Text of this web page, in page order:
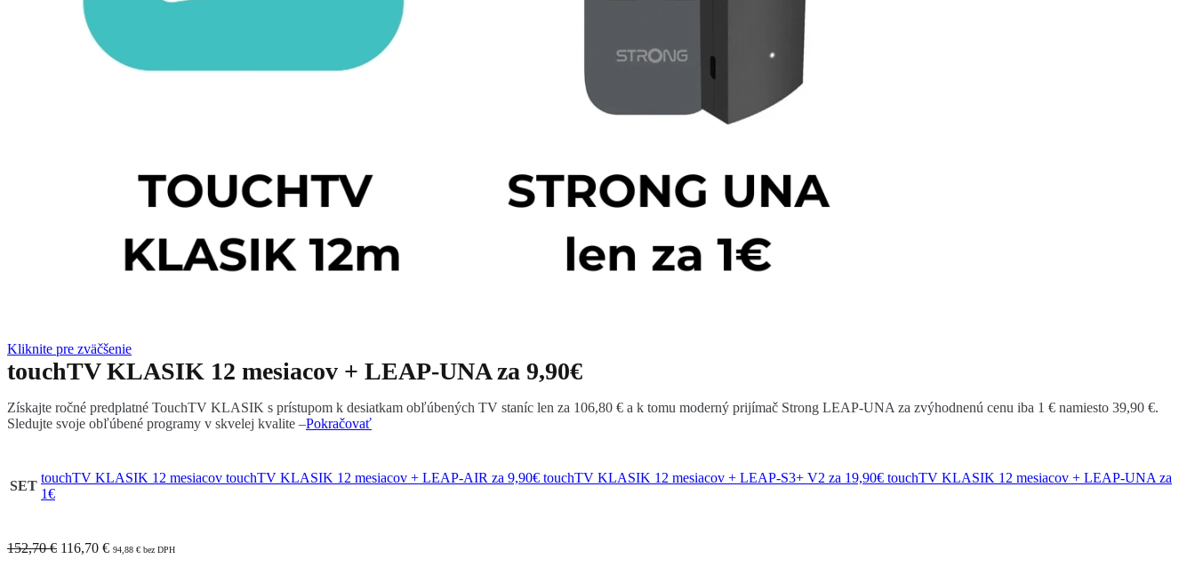
Kliknite pre zväčšenie
touchTV KLASIK 12 mesiacov + LEAP-UNA za 9,90€
Získajte ročné predplatné TouchTV KLASIK s prístupom k desiatkam obľúbených TV staníc len za 106,80 € a k tomu moderný prijímač Strong LEAP-UNA za zvýhodnenú cenu iba 1 € namiesto 39,90 €.
Sledujte svoje obľúbené programy v skvelej kvalite –Pokračovať
SET
touchTV KLASIK 12 mesiacov touchTV KLASIK 12 mesiacov + LEAP-AIR za 9,90€ touchTV KLASIK 12 mesiacov + LEAP-S3+ V2 za 19,90€ touchTV KLASIK 12 mesiacov + LEAP-UNA za
1€
152,70 € 116,70 € 94,88 € bez DPH